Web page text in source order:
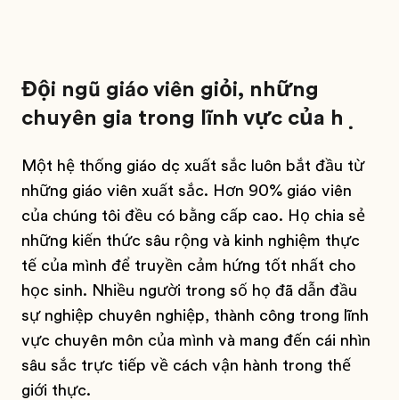
Đội ngũ giáo viên giỏi, những
chuyên gia trong lĩnh vực của họ
Một hệ thống giáo dục xuất sắc luôn bắt đầu từ
những giáo viên xuất sắc. Hơn 90% giáo viên
của chúng tôi đều có bằng cấp cao. Họ chia sẻ
những kiến thức sâu rộng và kinh nghiệm thực
tế của mình để truyền cảm hứng tốt nhất cho
học sinh. Nhiều người trong số họ đã dẫn đầu
sự nghiệp chuyên nghiệp, thành công trong lĩnh
vực chuyên môn của mình và mang đến cái nhìn
sâu sắc trực tiếp về cách vận hành trong thế
giới thực.